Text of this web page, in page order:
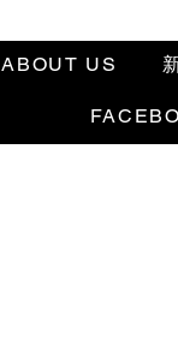
ABOUT US